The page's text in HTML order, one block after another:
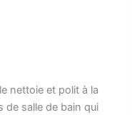
nettoie et polit à la
de salle de bain qui